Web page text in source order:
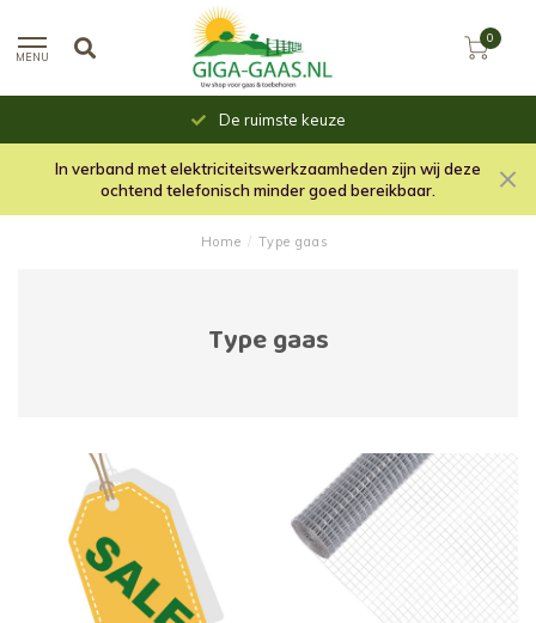
MENU
0
De ruimste keuze
In verband met elektriciteitswerkzaamheden zijn wij deze
ochtend telefonisch minder goed bereikbaar.
Home / Type gaas
Type gaas